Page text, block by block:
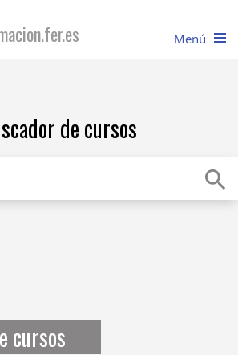
Menú
de cursos
cursos